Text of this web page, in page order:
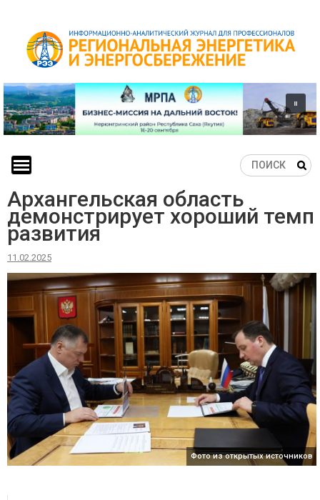
content
Архангельская область
демонстрирует хороший темп
развития
11.02.2025
Фото из открытых источников